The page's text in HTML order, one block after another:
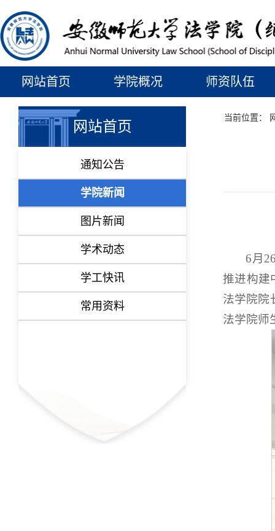
网站首页 学院概况 师资队伍
网站首页
通知公告
学院新闻
图片新闻
学术动态
学工快讯
常用资料
当前位置：
6月
推进构建
法学院院
法学院师